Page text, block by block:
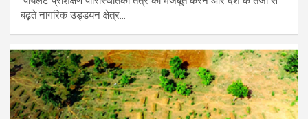
बढ़ते नागरिक उड्डयन क्षेत्र…